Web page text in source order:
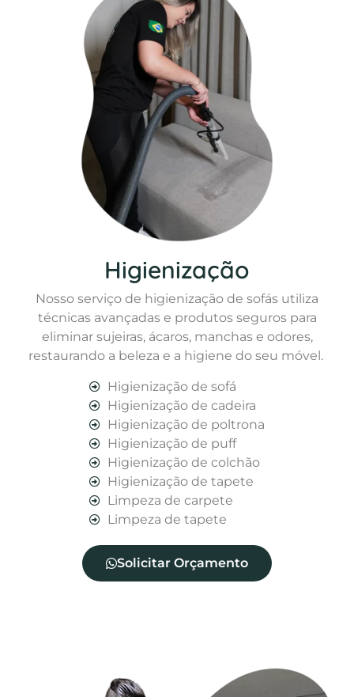
Higienização
Nosso serviço de higienização de sofás utiliza
técnicas avançadas e produtos seguros para
eliminar sujeiras, ácaros, manchas e odores,
restaurando a beleza e a higiene do seu móvel.
Higienização de sofá
Higienização de cadeira
Higienização de poltrona
Higienização de puff
Higienização de colchão
Higienização de tapete
Limpeza de carpete
Limpeza de tapete
Solicitar Orçamento